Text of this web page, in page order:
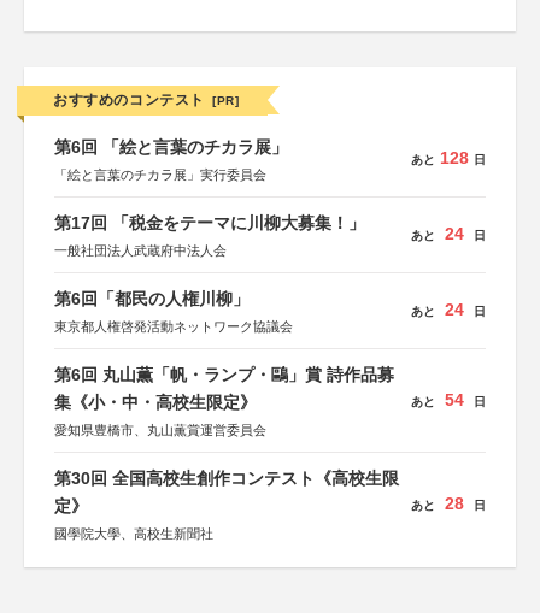
おすすめのコンテスト [PR]
第6回 「絵と言葉のチカラ展」
「絵と言葉のチカラ展」実行委員会
あと 128 日
第17回 「税金をテーマに川柳大募集！」
一般社団法人武蔵府中法人会
あと 24 日
第6回「都民の人権川柳」
東京都人権啓発活動ネットワーク協議会
あと 24 日
第6回 丸山薫「帆・ランプ・鷗」賞 詩作品募
集《小・中・高校生限定》
愛知県豊橋市、丸山薫賞運営委員会
あと 54 日
第30回 全国高校生創作コンテスト《高校生限
定》
國學院大學、高校生新聞社
あと 28 日